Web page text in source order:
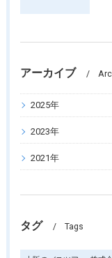
アーカイブ
2025年
2023年
2021年
タグ Tags